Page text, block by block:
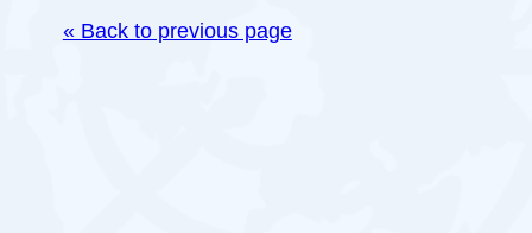
« Back to previous page